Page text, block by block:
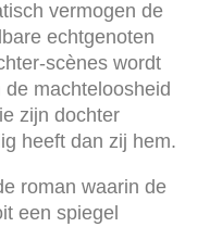
vermogen de
echtgenoten
scènes wordt
machteloosheid
zijn dochter
heeft dan zij hem.
roman waarin de
een spiegel